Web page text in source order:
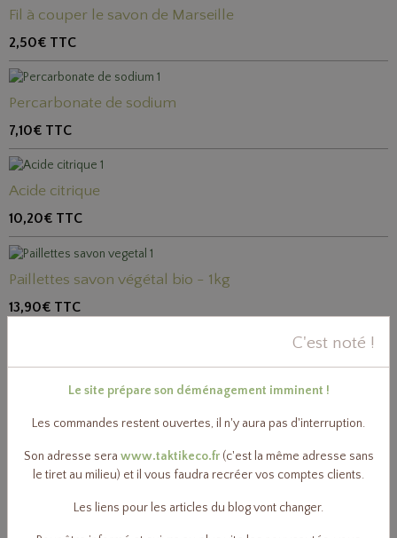
Fil à couper le savon de Marseille
2,50€ TTC
Percarbonate de sodium
7,10€ TTC
Acide citrique
10,20€ TTC
Paillettes savon végétal bio - 1kg
13,90€ TTC
Huile essentielle Citron bio 10ml ou 50ml
5,40€ TTC
Vaporisateur 1010ml, plastique végétal
3,80€TTC
C'est noté !
Le site prépare son déménagement imminent !
Les commandes restent ouvertes, il n'y aura pas d'interruption.
Son adresse sera www.taktikeco.fr (c'est la même adresse sans
le tiret au milieu) et il vous faudra recréer vos comptes clients.
Les liens pour les articles du blog vont changer.